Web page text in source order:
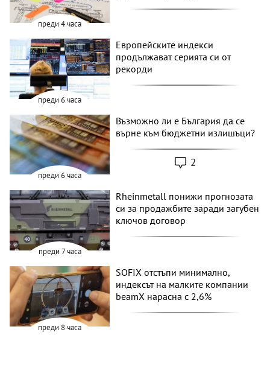
преди 4 часа
преди 6 часа
Европейските индекси
продължават серията си от
рекорди
преди 6 часа
Възможно ли е България да се
върне към бюджетни излишъци?
2
преди 7 часа
Rheinmetall понижи прогнозата
си за продажбите заради загубен
ключов договор
преди 8 часа
SOFIX отстъпи минимално,
индексът на малките компании
beamX нарасна с 2,6%